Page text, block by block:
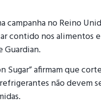
campanha no Reino
contido nos alimentos
afirmam que
não devem